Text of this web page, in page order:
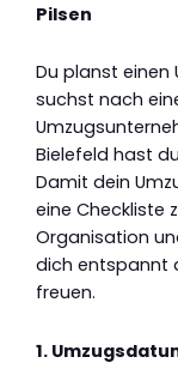
Pilsen
Du planst einen
suchst nach
Bielefeld hast
Damit dein
eine Checkliste
Organisation
dich entspannt
freuen.
1.